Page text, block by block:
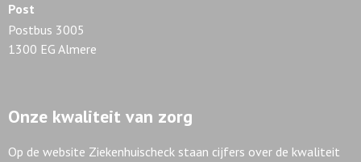
Post
Postbus 3005
1300 EG Almere
Onze kwaliteit van zorg
Op de website Ziekenhuischeck staan cijfers over de kwaliteit